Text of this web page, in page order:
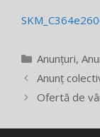
Categorii
Anunțuri,
Anunț
Ofertă de